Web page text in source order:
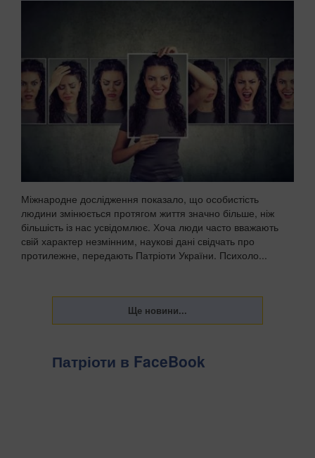
Міжнародне дослідження показало, що особистість
людини змінюється протягом життя значно більше, ніж
більшість із нас усвідомлює. Хоча люди часто вважають
свій характер незмінним, наукові дані свідчать про
протилежне, передають Патріоти України. Психоло...
Патріоти в FaceBook